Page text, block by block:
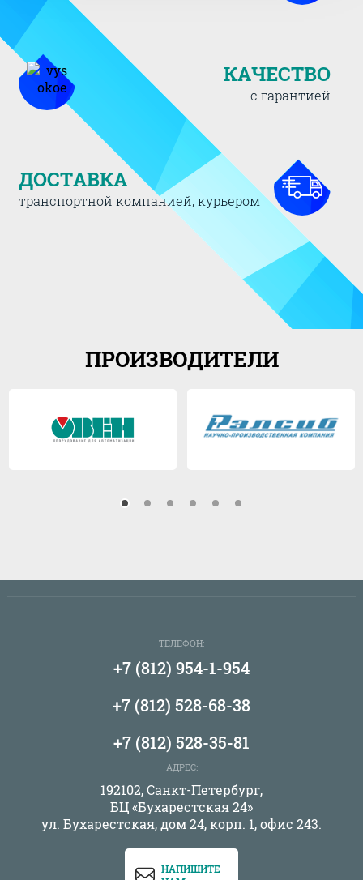
КАЧЕСТВО
с гарантией
ДОСТАВКА
транспортной компанией, курьером
ПРОИЗВОДИТЕЛИ
ТЕЛЕФОН:
+7 (812) 954-1-954
+7 (812) 528-68-38
+7 (812) 528-35-81
АДРЕС:
192102, Санкт-Петербург,
БЦ «Бухарестская 24»
ул. Бухарестская, дом 24, корп. 1, офис 243.
НАПИШИТЕ